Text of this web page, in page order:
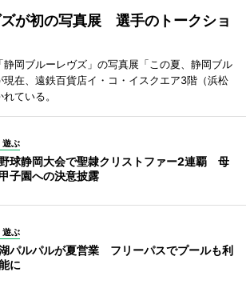
が初の写真展 選手のトークショ
静岡ブルーレヴズ」の写真展「この夏、静岡ブル
現在、遠鉄百貨店イ・コ・イスクエア3階（浜松
ている。
遊ぶ
球静岡大会で聖隷クリストファー2連覇 母
子園への決意披露
遊ぶ
パルパルが夏営業 フリーパスでプールも利
に